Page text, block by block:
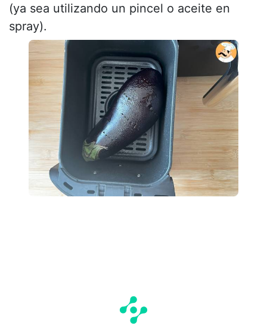
(ya sea utilizando un pincel o aceite en
spray).